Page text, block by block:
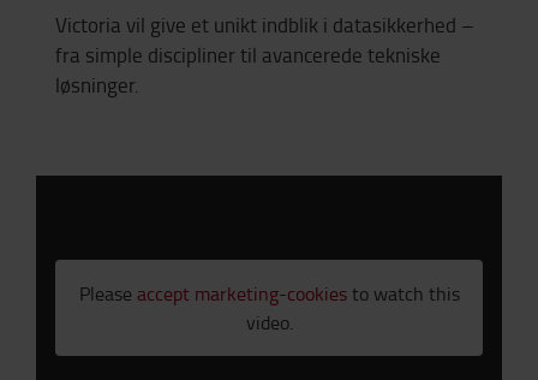
Victoria vil give et unikt indblik i datasikkerhed –
fra simple discipliner til avancerede tekniske
løsninger.
Please accept marketing-cookiesto watch this
video.